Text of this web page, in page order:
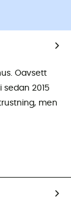
Oavsett
2015
men